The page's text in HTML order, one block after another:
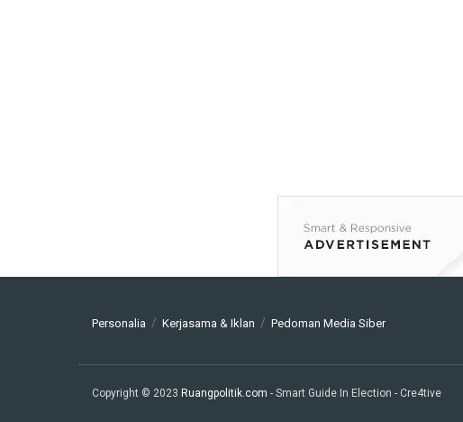
Personalia Kerjasama & Iklan Pedoman Media Siber
Copyright © 2023 Ruangpolitik.com - Smart Guide In Election - Cre4tive